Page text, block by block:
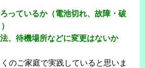
っているか（電池切れ、故障・破
、待機場所などに変更はないか
のご家庭で実践していると思いま